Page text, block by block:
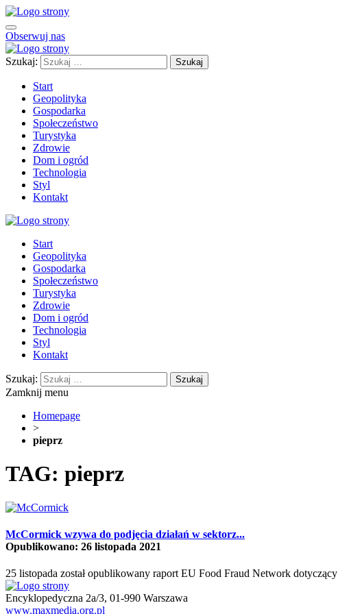
Obserwuj nas
Szukaj:
Start
Geopolityka
Gospodarka
Społeczeństwo
Turystyka
Zdrowie
Dom i ogród
Technologia
Styl
Kontakt
Start
Geopolityka
Gospodarka
Społeczeństwo
Turystyka
Zdrowie
Dom i ogród
Technologia
Styl
Kontakt
Szukaj:
Zamknij menu
Homepage
>
pieprz
TAG: pieprz
McCormick wzywa do podjęcia działań w sektorz...
Opublikowano: 26 listopada 2021
25 listopada został opublikowany raport EU Food Fraud Network
Encyklopedyczna 2a/3, 01-990 Warszawa
www.maxmedia.org.pl